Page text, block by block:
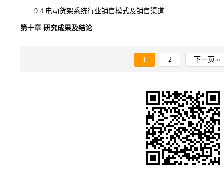
9.4 电动货架系统行业销售模式及销售渠道
第十章 研究成果及结论
1 2 下一页 »